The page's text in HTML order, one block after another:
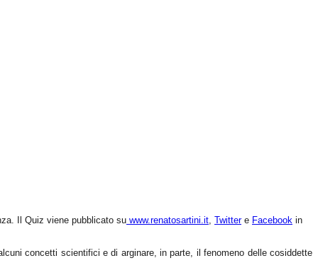
Il Quiz viene pubblicato su www.renatosartini.it Twittere Facebook in
concetti scientifici e di arginare, in parte, il fenomeno delle cosiddette